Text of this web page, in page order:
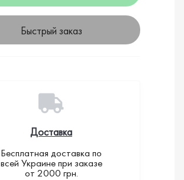
Быстрый заказ
Доставка
Бесплатная доставка по
всей Украине при заказе
от 2000 грн.